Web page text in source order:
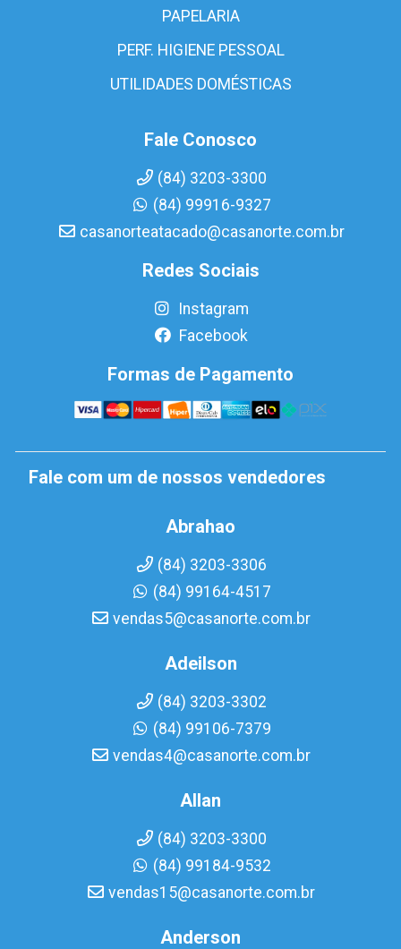
PAPELARIA
PERF. HIGIENE PESSOAL
UTILIDADES DOMÉSTICAS
Fale Conosco
(84) 3203-3300
(84) 99916-9327
casanorteatacado@casanorte.com.br
Redes Sociais
Instagram
Facebook
Formas de Pagamento
Fale com um de nossos vendedores
Abrahao
(84) 3203-3306
(84) 99164-4517
vendas5@casanorte.com.br
Adeilson
(84) 3203-3302
(84) 99106-7379
vendas4@casanorte.com.br
Allan
(84) 3203-3300
(84) 99184-9532
vendas15@casanorte.com.br
Anderson